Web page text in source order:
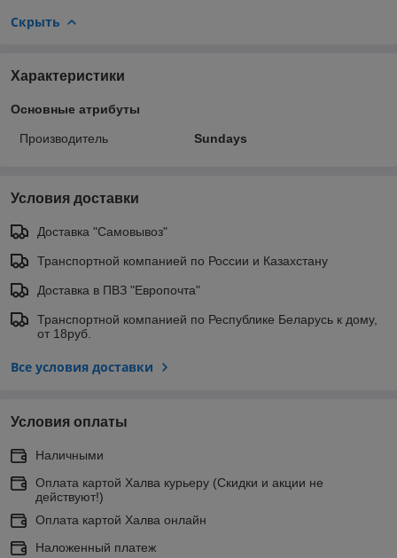
Скрыть
Характеристики
Основные атрибуты
Производитель Sundays
Условия доставки
Доставка "Самовывоз"
Транспортной компанией по России и Казахстану
Доставка в ПВЗ "Европочта"
Транспортной компанией по Республике Беларусь к дому,
от 18руб.
Все условия доставки
Условия оплаты
Наличными
Оплата картой Халва курьеру (Скидки и акции не
действуют!)
Оплата картой Халва онлайн
Наложенный платеж